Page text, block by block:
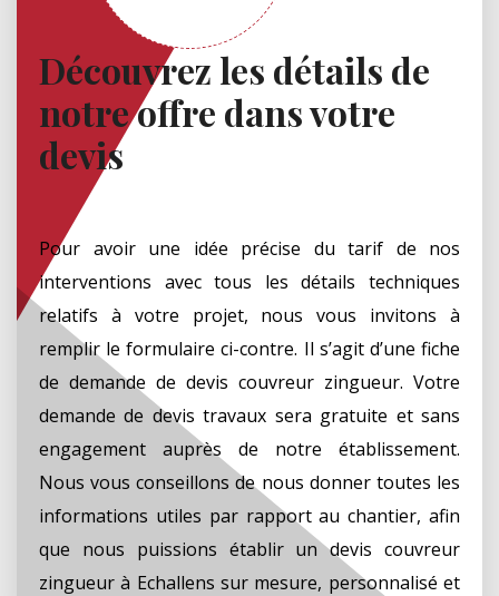
Découvrez les détails de
notre offre dans votre
devis
Pour avoir une idée précise du tarif de nos
interventions avec tous les détails techniques
relatifs à votre projet, nous vous invitons à
remplir le formulaire ci-contre. Il s’agit d’une fiche
de demande de devis couvreur zingueur. Votre
demande de devis travaux sera gratuite et sans
engagement auprès de notre établissement.
Nous vous conseillons de nous donner toutes les
informations utiles par rapport au chantier, afin
que nous puissions établir un devis couvreur
zingueur à Echallens sur mesure, personnalisé et